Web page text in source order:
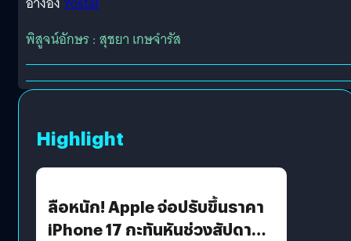
พิสูจน์อักษร : สุชยา เกษจำรัส
Highlight
ลือหนัก! Apple จ่อปรับขึ้นราคา
iPhone 17 กะทันหันช่วงสัปดาห์ที่